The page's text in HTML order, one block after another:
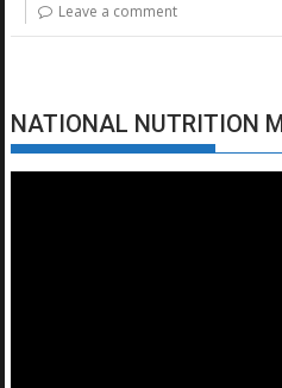
Leave a comment
NATIONAL NUTRITION